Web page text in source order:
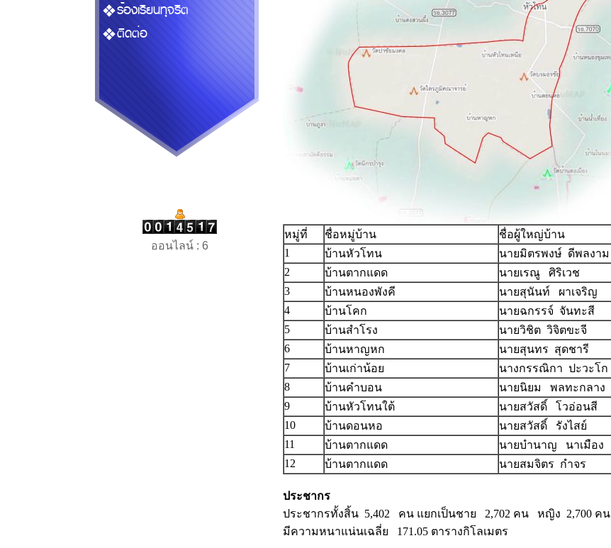
ร้องเรียนทุจริต
ติดต่อ
ออนไลน์ : 6
หมู่ที่ ชื่อหมู่บ้าน
ชื่อผู้ใหญ่บ้าน
1
บ้านหัวโทน
นายมิตรพงษ์ ดีพลงาม
2
บ้านตากแดด
นายเรณู ศิริเวช
3
บ้านหนองพังคี
นายสุนันท์ ผาเจริญ
4
บ้านโคก
นายฉกรรจ์ จันทะสี
5
บ้านสำโรง
นายวิชิต วิจิตขะจี
6
บ้านหาญหก
นายสุนทร สุดชารี
7
บ้านเก่าน้อย
นางกรรณิกา ปะวะโก
8
บ้านคำบอน
นายนิยม พลทะกลาง
9
บ้านหัวโทนใต้
นายสวัสดิ์ โวอ่อนสี
10
บ้านดอนหอ
นายสวัสดิ์ รังไสย์
11
บ้านตากแดด
นายบำนาญ นาเมือง
12
บ้านตากแดด นายสมจิตร กำจร
ประชากร
ประชากรทั้งสิ้น 5,402 คน แยกเป็นชาย 2,702 คน หญิง 2,700 คน
มีความหนาแน่นเฉลี่ย 171.05 ตารางกิโลเมตร